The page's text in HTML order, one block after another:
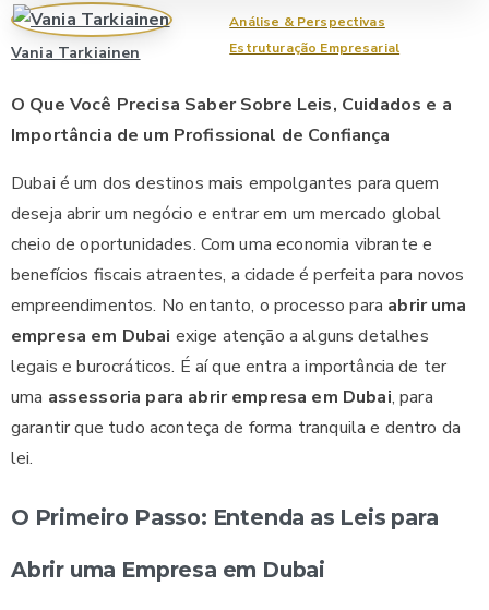
Vania Tarkiainen
Análise & Perspectivas
Estruturação Empresarial
O Que Você Precisa Saber Sobre Leis, Cuidados e a
Importância de um Profissional de Confiança
Dubai é um dos destinos mais empolgantes para quem
deseja abrir um negócio e entrar em um mercado global
cheio de oportunidades. Com uma economia vibrante e
benefícios fiscais atraentes, a cidade é perfeita para novos
empreendimentos. No entanto, o processo para abrir uma
empresa em Dubai exige atenção a alguns detalhes
legais e burocráticos. É aí que entra a importância de ter
uma assessoria para abrir empresa em Dubai, para
garantir que tudo aconteça de forma tranquila e dentro da
lei.
O Primeiro Passo: Entenda as Leis para
Abrir uma Empresa em Dubai